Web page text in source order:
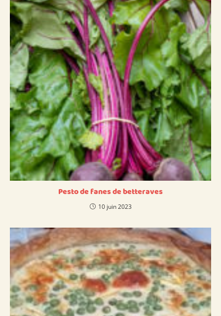
Pesto de fanes de betteraves
10 juin 2023